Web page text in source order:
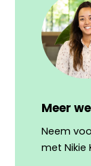
Meer
Neem
met Nikie